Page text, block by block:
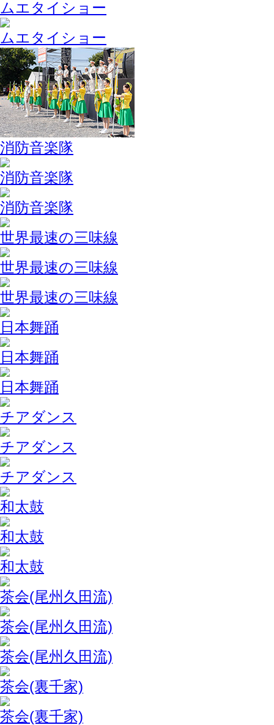
ムエタイショー
ムエタイショー
消防音楽隊
消防音楽隊
消防音楽隊
世界最速の三味線
世界最速の三味線
世界最速の三味線
日本舞踊
日本舞踊
日本舞踊
チアダンス
チアダンス
チアダンス
和太鼓
和太鼓
和太鼓
茶会(尾州久田流)
茶会(尾州久田流)
茶会(尾州久田流)
茶会(裏千家)
茶会(裏千家)